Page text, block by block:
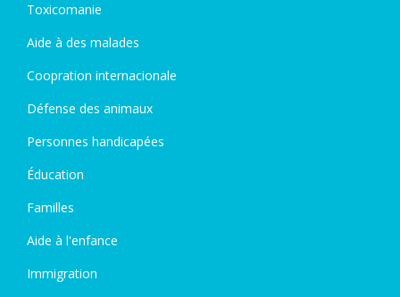
Toxicomanie
Aide à des malades
Coopration internacionale
Défense des animaux
Personnes handicapées
Éducation
Familles
Aide à l'enfance
Immigration